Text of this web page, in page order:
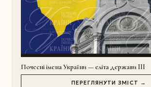
Почесні імена України — еліта держави III
ПЕРЕГЛЯНУТИ ЗМІСТ →